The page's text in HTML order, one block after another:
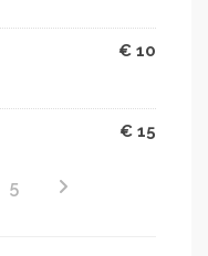
€ 10
€ 15
5